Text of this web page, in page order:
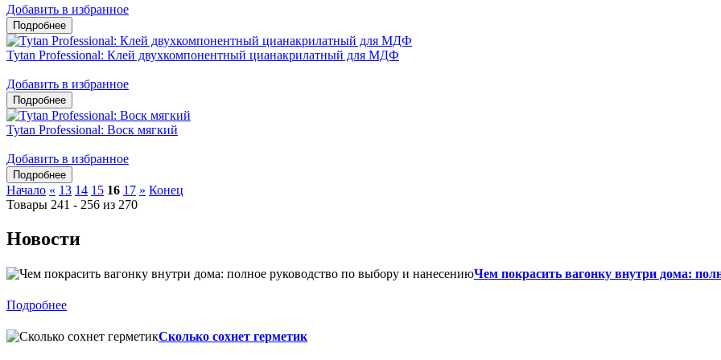
Добавить в избранное
Tytan Professional: Клей двухкомпонентный цианакрилатный для МДФ
Добавить в избранное
Tytan Professional: Воск мягкий
Добавить в избранное
Начало « 13 14 15 16 17 » Конец
Товары 241 - 256 из 270
Новости
Чем покрасить вагонку внутри дома:
Подробнее
Сколько сохнет герметик